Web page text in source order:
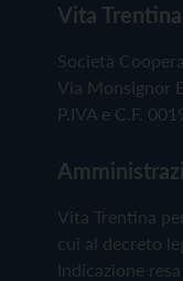
Vita
Società
Via Monsignor
P.IVA e C.F.
Vita Trentina
cui al decreto
Indicazione